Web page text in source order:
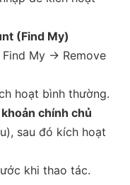
(Find My)
My → Remove
hoạt bình thường.
chính chủ
sau đó kích hoạt
khi thao tác.